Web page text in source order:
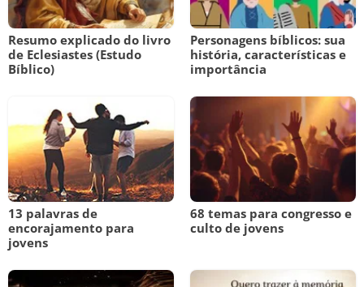
Resumo explicado do livro
de Eclesiastes (Estudo
Bíblico)
Personagens bíblicos: sua
história, características e
importância
13 palavras de
encorajamento para
jovens
68 temas para congresso e
culto de jovens